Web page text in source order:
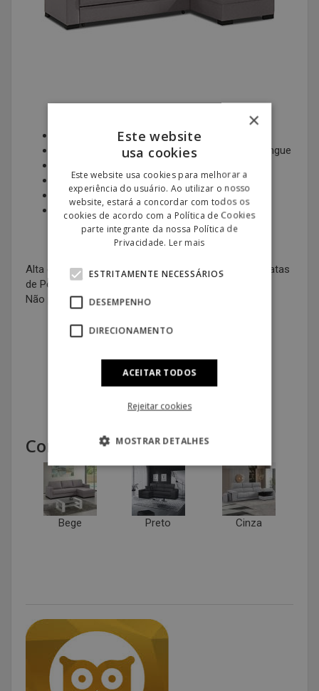
Fácil limpeza, capa lavável
Sofá com 2 assentos deslizantes + chaise-longue
Estrutura em madeira
Assentos e encostos removíveis
Medidas: L 200cm; A 100cm; P 80cm
Alta qualidade ao melhor preço, as ofertas mais baratas
de Portugal!
Não perca esta oportunidade.
Cores Disponíveis:
Bege Preto Cinza
×
Este website
usa cookies
Este website usa cookies para melhorar a
experiência do usuário. Ao utilizar o nosso
website, estará a concordar com todos os
cookies de acordo com a Política de Cookies
parte integrante da nossa Política de
Privacidade. Ler mais
ESTRITAMENTE NECESSÁRIOS
DESEMPENHO
DIRECIONAMENTO
ACEITAR TODOS
Rejeitar cookies
MOSTRAR DETALHES